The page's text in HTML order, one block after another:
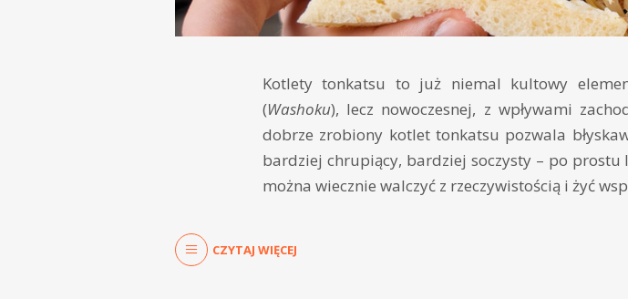
Kotlety tonkatsu to już niemal kultowy
(Washoku), lecz nowoczesnej, z wpływami
dobrze zrobiony kotlet tonkatsu pozwala
bardziej chrupiący, bardziej soczysty – po prostu
można wiecznie walczyć z rzeczywistością i żyć
CZYTAJ WIĘCEJ